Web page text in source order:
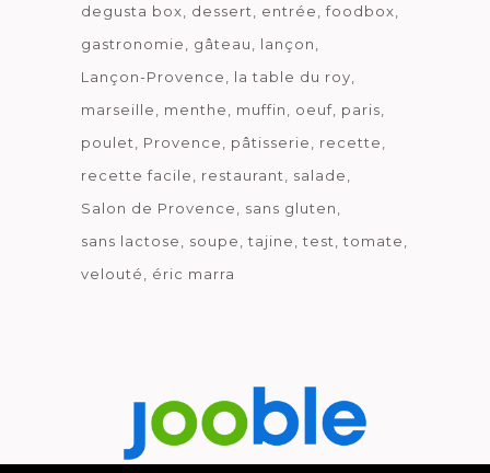
degusta box
dessert entrée
foodbox
gastronomie
gâteau
lançon
Lançon-Provence
la table du roy
marseille
menthe muffin oeuf paris
poulet
Provence pâtisserie
recette
recette facile
restaurant
salade
Salon de Provence
sans gluten
sans lactose
soupe tajine test
tomate
velouté
éric marra